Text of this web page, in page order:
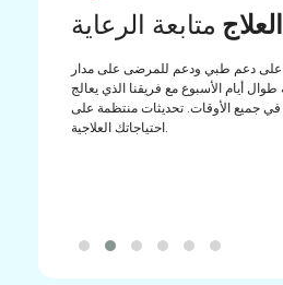
طبيمساعدة
دعم منتظم من مستشارينا الطبيين